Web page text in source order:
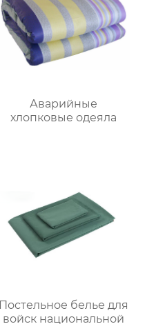
Аварийные
хлопковые одеяла
Постельное белье для
войск национальной